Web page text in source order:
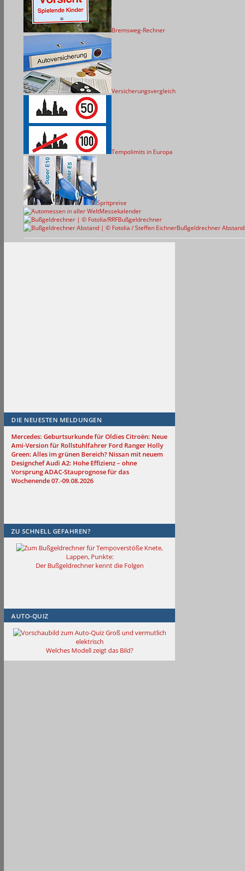
Bremsweg-Rechner
Versicherungsvergleich
Tempolimits in Europa
Spritpreise
Messekalender
Bußgeldrechner
Bußgeldrechner Abstand
DIE NEUESTEN MELDUNGEN
Mercedes: Geburtsurkunde für OldiesCitroën: Neue
Ami-Version für Rollstuhlfahrer Ford Ranger Holly
Green: Alles im grünen Bereich? Nissan mit neuem
DesignchefAudi A2: Hohe Effizienz – ohne
VorsprungADAC-Stauprognose für das
Wochenende 07.-09.08.2026
ZU SCHNELL GEFAHREN?
Knete,
Lappen, Punkte:
Der Bußgeldrechner kennt die Folgen
AUTO-QUIZ
Groß und vermutlich
elektrisch
Welches Modell zeigt das Bild?